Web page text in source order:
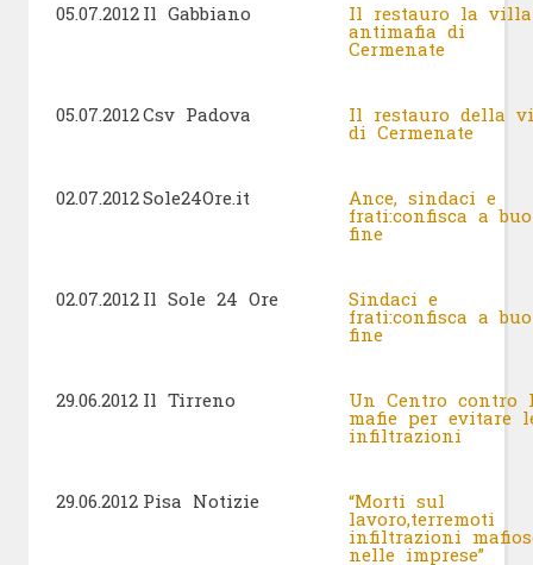
05.07.2012 Il Gabbiano Il restauro la villa
antimafia di
Cermenate
05.07.2012Csv Padova Il restauro della
di Cermenate
02.07.2012Sole24Ore.it Ance, sindaci e
frati:confisca a
fine
02.07.2012 Il Sole 24 Ore Sindaci e
frati:confisca a
fine
29.06.2012 Il Tirreno Un Centro contro
mafie per evitare
infiltrazioni
29.06.2012 Pisa Notizie “Morti sul
lavoro,terremoti
infiltrazioni
nelle imprese”